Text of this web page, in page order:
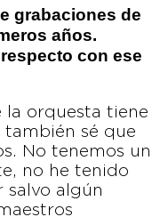
grabaciones de
años.
con ese
la orquesta tiene
también sé que
No tenemos un
no he tenido
salvo algún